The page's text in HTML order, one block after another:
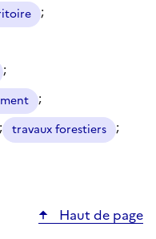
;
;
;
; travaux forestiers ;
Haut de page